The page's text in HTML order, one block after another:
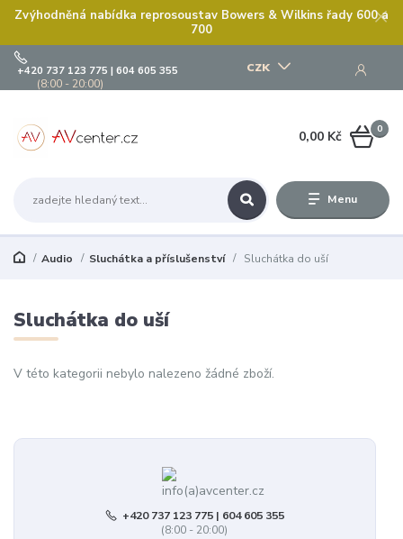
Zvýhodněná nabídka reprosoustav Bowers & Wilkins řady 600 a
700
Menu
CZK
+420 737 123 775 | 604 605 355
(8:00 - 20:00)
0
0,00 Kč
Audio Sluchátka a příslušenství Sluchátka do uší
Sluchátka do uší
V této kategorii nebylo nalezeno žádné zboží.
+420 737 123 775 | 604 605 355
(8:00 - 20:00)